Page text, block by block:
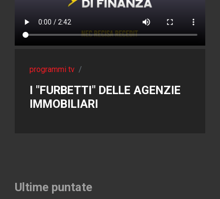
programmi tv /
I "FURBETTI" DELLE AGENZIE
IMMOBILIARI
Ultime puntate